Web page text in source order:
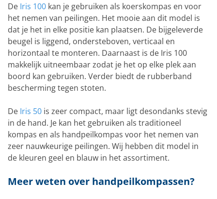
De Iris 100 kan je gebruiken als koerskompas en voor
het nemen van peilingen. Het mooie aan dit model is
dat je het in elke positie kan plaatsen. De bijgeleverde
beugel is liggend, ondersteboven, verticaal en
horizontaal te monteren. Daarnaast is de Iris 100
makkelijk uitneembaar zodat je het op elke plek aan
boord kan gebruiken. Verder biedt de rubberband
bescherming tegen stoten.
De Iris 50 is zeer compact, maar ligt desondanks stevig
in de hand. Je kan het gebruiken als traditioneel
kompas en als handpeilkompas voor het nemen van
zeer nauwkeurige peilingen. Wij hebben dit model in
de kleuren geel en blauw in het assortiment.
Meer weten over handpeilkompassen?